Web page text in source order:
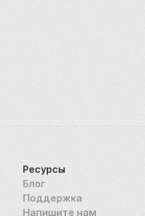
Ресурсы
Блог
Поддержка
Напишите нам